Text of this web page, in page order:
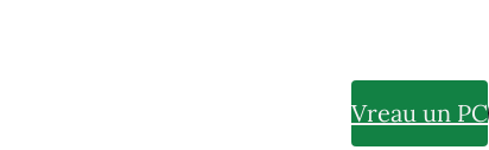
Vreau un PC